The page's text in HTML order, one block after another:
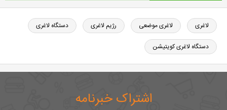
لاغری لاغری موضعی رژیم لاغری دستگاه لاغری
دستگاه لاغری کویتیشن
اشتراک خبرنامه